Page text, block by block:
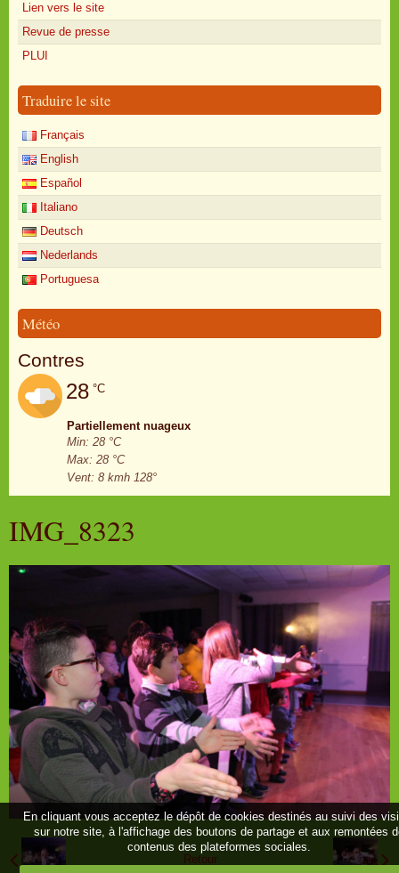
Lien vers le site
Revue de presse
PLUI
Traduire le site
Français
English
Español
Italiano
Deutsch
Nederlands
Portuguesa
Météo
Contres
28 °C
Partiellement nuageux
Min: 28 °C
Max: 28 °C
Vent: 8 kmh 128°
IMG_8323
Retour
En cliquant vous acceptez le dépôt de cookies destinés au suivi des
sur notre site, à l'affichage des boutons de partage et aux remontées
contenus des plateformes sociales.